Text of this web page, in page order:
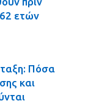
62 ετών
Πόσα
και